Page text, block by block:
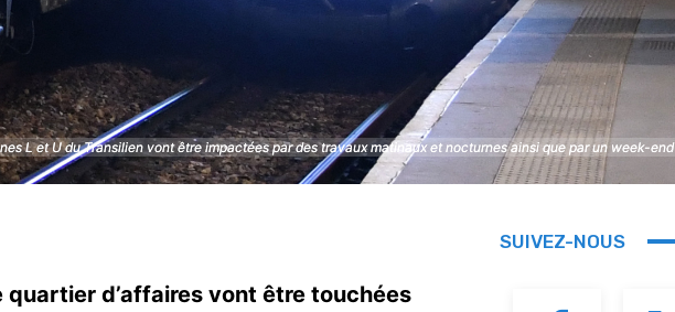
L et U du Transilien vont être impactées par des travaux matinaux et nocturnes ainsi que par un week-
L et U du Transilien vont être impactées par des travaux matinaux et nocturnes ainsi que par un week-
d’affaires vont être touchées
SUIVEZ-NOUS